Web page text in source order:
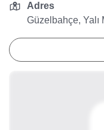
Adres
Güzelbahçe,